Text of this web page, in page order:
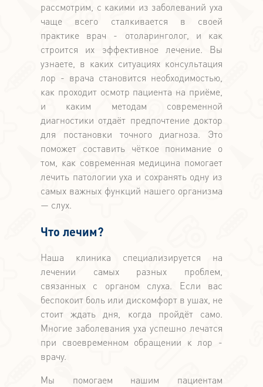
рассмотрим, с какими из заболеваний уха
чаще всего сталкивается в своей
практике врач - отоларинголог, и как
строится их эффективное лечение. Вы
узнаете, в каких ситуациях консультация
лор - врача становится необходимостью,
как проходит осмотр пациента на приёме,
и каким методам современной
диагностики отдаёт предпочтение доктор
для постановки точного диагноза. Это
поможет составить чёткое понимание о
том, как современная медицина помогает
лечить патологии уха и сохранять одну из
самых важных функций нашего организма
— слух.
Что лечим?
Наша клиника специализируется на
лечении самых разных проблем,
связанных с органом слуха. Если вас
беспокоит боль или дискомфорт в ушах, не
стоит ждать дня, когда пройдёт само.
Многие заболевания уха успешно лечатся
при своевременном обращении к лор -
врачу.
Мы помогаем нашим пациентам